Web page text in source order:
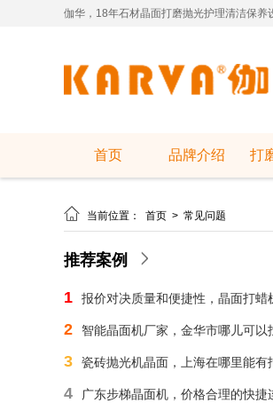
伽华，18年石材晶面打磨抛光护理清洁保养
首页 品牌介绍 打
 当前位置： 首页 > 常见问题
推荐案例
1
2
3
4